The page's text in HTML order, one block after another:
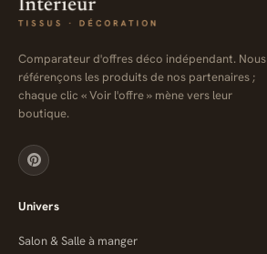
Comparateur d'offres déco indépendant. Nous
référençons les produits de nos partenaires ;
chaque clic « Voir l'offre » mène vers leur
boutique.
Univers
Salon & Salle à manger